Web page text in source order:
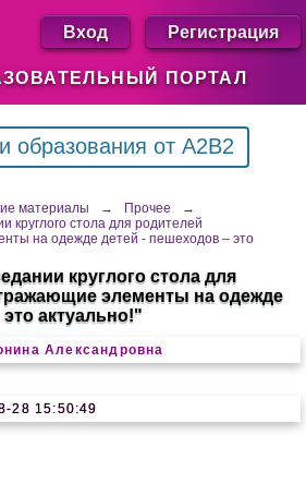
ПОРТАЛ
Вход Регистрация
образования от A2B2
материалы → Прочее
→
круглого стола для родителей
на одежде детей - пешеходов – это
круглого стола для
элементы на одежде
актуально!"
Александровна
28 15:50:49